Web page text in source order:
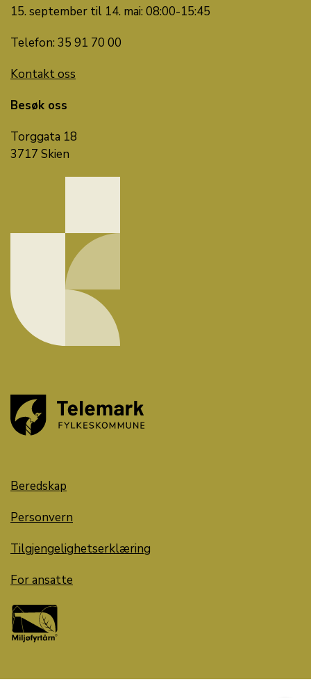
15. september til 14. mai: 08:00-15:45
Telefon: 35 91 70 00
Kontakt oss
Besøk oss
Torggata 18
3717 Skien
Beredskap
Personvern
Tilgjengelighetserklæring
For ansatte